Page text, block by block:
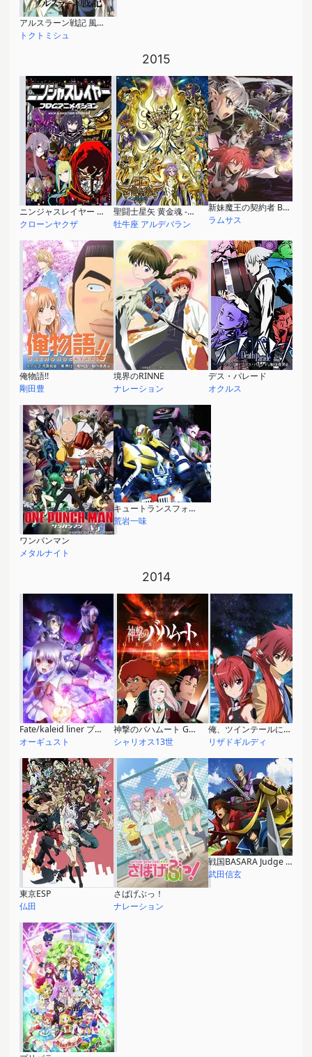
アルスラーン戦記 風塵乱舞
トクトミシュ
2015
ニンジャスレイヤー フロムアニメイシヨン
クローンヤクザ
聖闘士星矢 黄金魂 -soul of gold-
牡牛座 アルデバラン
新妹魔王の契約者 BURST
ラムサス
俺物語!!
剛田豊
境界のRINNE
ナレーション
デス・パレード
オクルス
ワンパンマン
メタルナイト
キュートランスフォーマー さらなる人気者への道
荒岩一味
2014
Fate/kaleid liner プリズマ☆イリヤ ツヴァイ！
オーギュスト
神撃のバハムート GENESIS
シャリオス13世
俺、ツインテールになります。
リザドギルディ
東京ESP
仏田
さばげぶっ！
ナレーション
戦国BASARA Judge End
武田信玄